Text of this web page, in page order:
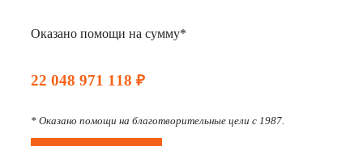
Оказано помощи на сумму*
22 048 971 118 ₽
* Оказано помощи на благотворительные цели с 1987.